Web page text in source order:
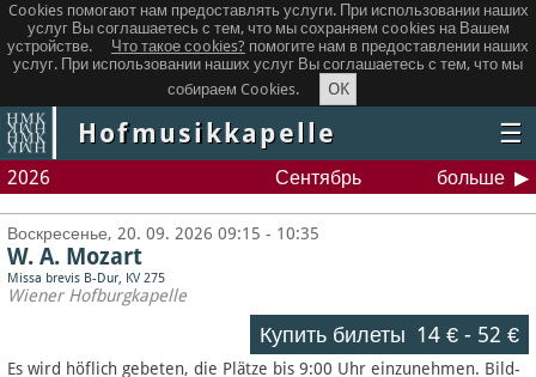
Cookies помогают нам предоставлять услуги. При использовании наших
услуг Вы соглашаетесь с тем, что мы сохраняем сookies на Вашем
устройстве.
Что такое сookies? помогите нам в предоставлении наших
услуг. При использовании наших услуг Вы соглашаетесь с тем, что мы
собираем Cookies.
OK
Hofmusikkapelle ☰
2026 Сентябрь больше
Воскресенье, 20. 09. 2026 09:15 - 10:35
W. A. Mozart
Missa brevis B-Dur, KV 275
Wiener Hofburgkapelle
Купить билеты 14 €- 52 €
Es wird höflich gebeten, die Plätze bis 9:00 Uhr einzunehmen. Bild-